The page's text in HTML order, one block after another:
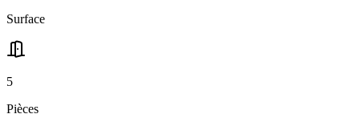
Surface
5
Pièces